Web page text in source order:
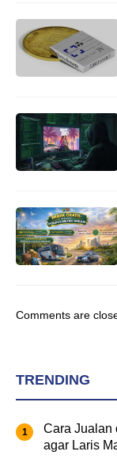
Comments are
TRENDING
Cara Jualan
agar Laris